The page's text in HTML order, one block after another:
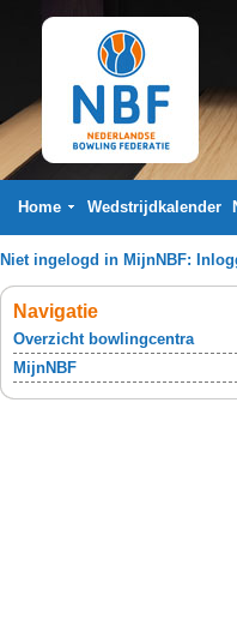
Home Wedstrijdkalender
Niet ingelogd in MijnNBF:
Navigatie
Overzicht bowlingcentra
MijnNBF